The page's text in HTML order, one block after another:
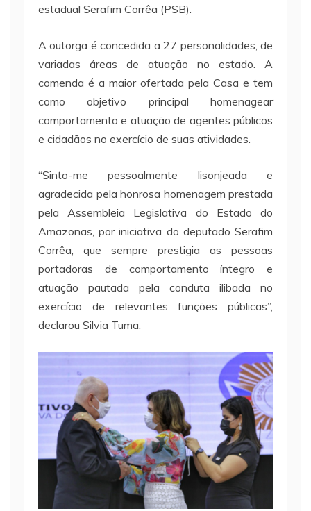
estadual Serafim Corrêa (PSB).
A outorga é concedida a 27 personalidades, de
variadas áreas de atuação no estado. A
comenda é a maior ofertada pela Casa e tem
como objetivo principal homenagear
comportamento e atuação de agentes públicos
e cidadãos no exercício de suas atividades.
“Sinto-me pessoalmente lisonjeada e
agradecida pela honrosa homenagem prestada
pela Assembleia Legislativa do Estado do
Amazonas, por iniciativa do deputado Serafim
Corrêa, que sempre prestigia as pessoas
portadoras de comportamento íntegro e
atuação pautada pela conduta ilibada no
exercício de relevantes funções públicas”,
declarou Silvia Tuma.